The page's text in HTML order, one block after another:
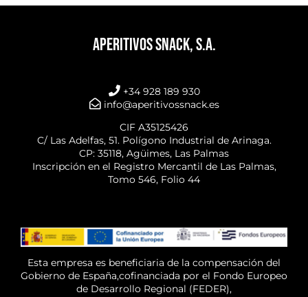
APERITIVOS SNACK, S.A.
+34 928 189 930
info@aperitivossnack.es
CIF A35125426
C/ Las Adelfas, 51. Polígono Industrial de Arinaga.
CP: 35118, Agüimes, Las Palmas
Inscripción en el Registro Mercantil de Las Palmas,
Tomo 546, Folio 44
Esta empresa es beneficiaria de la compensación del
Gobierno de España,cofinanciada por el Fondo Europeo
de Desarrollo Regional (FEDER),